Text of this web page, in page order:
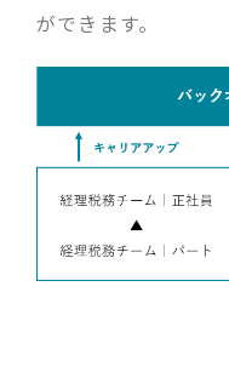
ができます。